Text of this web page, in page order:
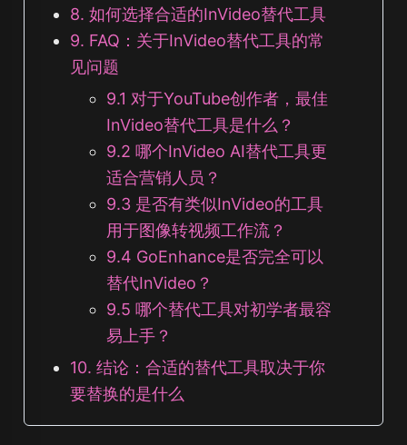
8. 如何选择合适的InVideo替代工具
9. FAQ：关于InVideo替代工具的常
见问题
9.1 对于YouTube创作者，最佳
InVideo替代工具是什么？
9.2 哪个InVideo AI替代工具更
适合营销人员？
9.3 是否有类似InVideo的工具
用于图像转视频工作流？
9.4 GoEnhance是否完全可以
替代InVideo？
9.5 哪个替代工具对初学者最容
易上手？
10. 结论：合适的替代工具取决于你
要替换的是什么